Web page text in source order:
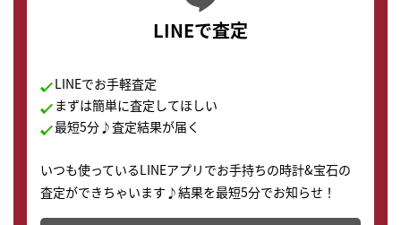
LINEで査定
LINEでお手軽査定
まずは簡単に査定してほしい
最短5分♪査定結果が届く
いつも使っているLINEアプリでお手持ちの時計&宝石の
査定ができちゃいます♪結果を最短5分でお知らせ！
どこからでもすぐに査定金額を知ることが出来ます。